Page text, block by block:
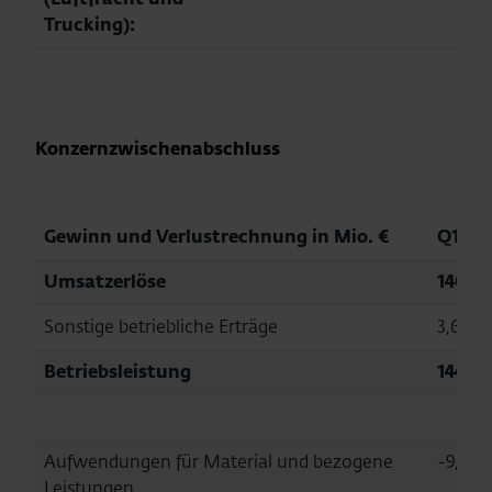
Trucking):
Konzernzwischenabschluss
Gewinn und Verlustrechnung in Mio. €
Q1/
Umsatzerlöse
140,7
Sonstige betriebliche Erträge
3,6
Betriebsleistung
144,3
Aufwendungen für Material und bezogene
-9,6